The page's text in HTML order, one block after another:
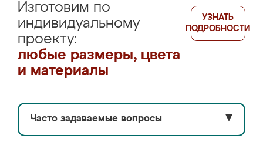
Изготовим по
индивидуальному
проекту:
любые размеры, цвета
и материалы
УЗНАТЬ
ПОДРОБНОСТИ
Часто задаваемые вопросы ▼